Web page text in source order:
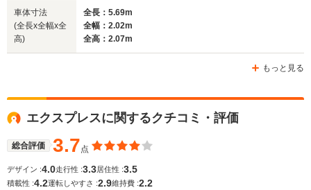
WLTCモード
燃費
排気量
-m
-
4295cc
-
車体寸法
(全長x全幅x全
高)
全長：5.69m
全幅：2.02m
全高：2.07m
もっと見る
エクスプレスに関するクチコミ・評価
総合評価 3.7点
デザイン :4.0走行性 :3.3居住性 :3.5
積載性 :4.2運転しやすさ :2.9維持費 :2.2